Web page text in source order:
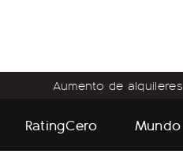
Aumento de alquileres
RatingCero Mundo